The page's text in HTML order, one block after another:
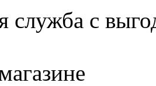
служба с